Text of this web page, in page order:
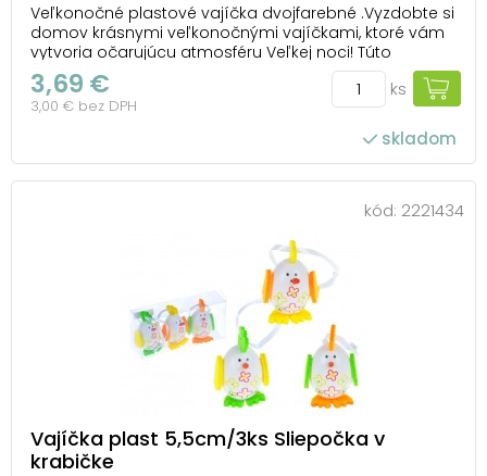
Veľkonočné plastové vajíčka dvojfarebné .Vyzdobte si
domov krásnymi veľkonočnými vajíčkami, ktoré vám
vytvoria očarujúcu atmosféru Veľkej noci! Túto
dekoráciu môžete použiť na dekorovanie
veľkonočných vencov či vetvičiek. Vajíčka majú očko
na šnúrku. BALENIE OBSAHUJE: - 6 ks plastových vajíčo...
3,69 €
3,00 € bez DPH
ks
skladom
kód: 2221434
Vajíčka plast 5,5cm/3ks Sliepočka v
krabičke